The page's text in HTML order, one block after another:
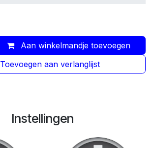
Aan winkelmandje toevoegen
Toevoegen aan verlanglijst
Instellingen